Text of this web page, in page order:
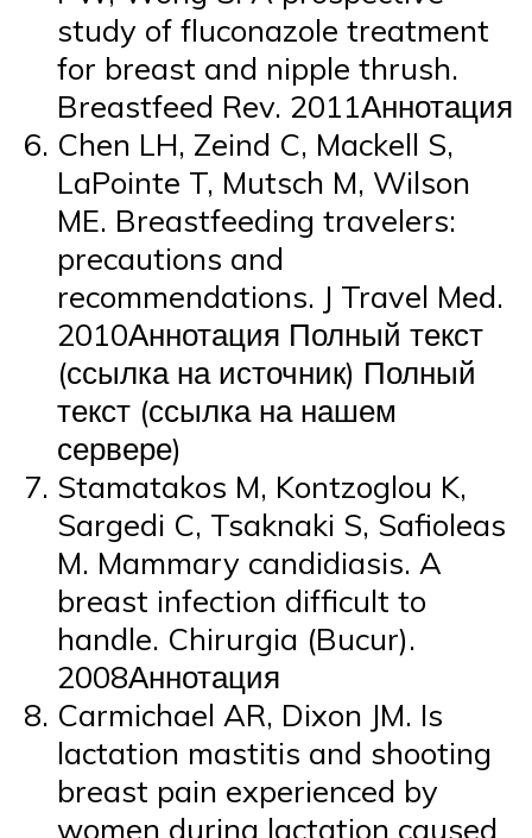
study of fluconazole treatment
for breast and nipple thrush.
Breastfeed Rev. 2011Аннотация
Chen LH, Zeind C, Mackell S,
LaPointe T, Mutsch M, Wilson
ME. Breastfeeding travelers:
precautions and
recommendations. J Travel Med.
2010Аннотация Полный текст
(ссылка на источник) Полный
текст (ссылка на нашем
сервере)
Stamatakos M, Kontzoglou K,
Sargedi C, Tsaknaki S, Safioleas
M. Mammary candidiasis. A
breast infection difficult to
handle. Chirurgia (Bucur).
2008Аннотация
Carmichael AR, Dixon JM. Is
lactation mastitis and shooting
breast pain experienced by
women during lactation caused